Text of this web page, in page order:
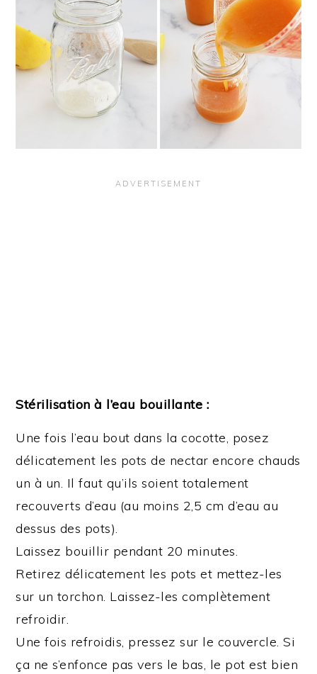
Stérilisation à l’eau bouillante :
Une fois l’eau bout dans la cocotte, posez
délicatement les pots de nectar encore chauds
un à un. Il faut qu’ils soient totalement
recouverts d’eau (au moins 2,5 cm d’eau au
dessus des pots).
Laissez bouillir pendant 20 minutes.
Retirez délicatement les pots et mettez-les
sur un torchon. Laissez-les complètement
refroidir.
Une fois refroidis, pressez sur le couvercle. Si
ça ne s’enfonce pas vers le bas, le pot est bien